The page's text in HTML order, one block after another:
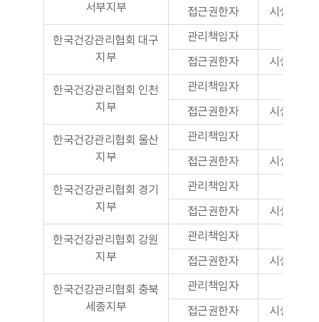
서부지부 접근권한자 시설관리
한국건강관리협회 대구
지부
관리책임자
접근권한자
시설관리
한국건강관리협회 인천
지부
관리책임자
접근권한자
시설관리
한국건강관리협회 울산
지부
관리책임자
접근권한자
시설관리
한국건강관리협회 경기
지부
관리책임자
접근권한자
시설관리
한국건강관리협회 강원
지부
관리책임자
접근권한자
시설관리
한국건강관리협회 충북
세종지부
관리책임자
접근권한자
시설관리